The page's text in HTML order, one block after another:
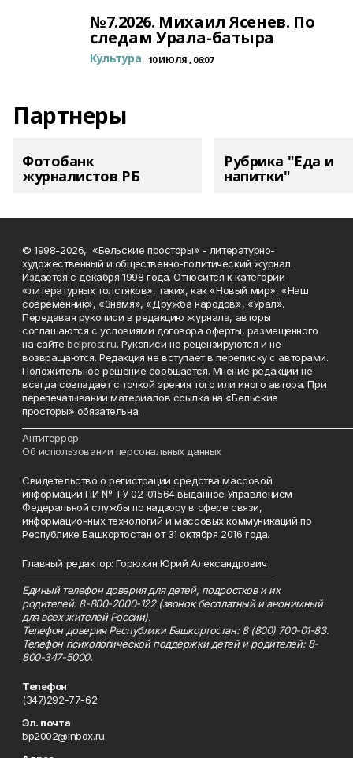
№7.2026. Михаил Ясенев. По
следам Урала-батыра
Культура 10 ИЮЛЯ , 06:07
Партнеры
Фотобанк
журналистов РБ
Рубрика "Еда и
напитки"
© 1998-2026, «Бельские просторы» - литературно-
художественный и общественно-политический журнал.
Издается с декабря 1998 года. Относится к категории
«литературных толстяков», таких, как «Новый мир», «Наш
современник», «Знамя», «Дружба народов», «Урал».
Передавая рукописи в редакцию журнала, авторы
соглашаются с условиями договора оферты, размещенного
на сайтеbelprost.ru. Рукописи не рецензируются и не
возвращаются. Редакция не вступает в переписку с авторами.
Положительное решение сообщается. Мнение редакции не
всегда совпадает с точкой зрения того или иного автора. При
перепечатывании материалов ссылка на «Бельские
просторы» обязательна.
Антитеррор
Об использовании персональных данных
Свидетельство о регистрации средства массовой
информации ПИ № ТУ 02-01564 выданное Управлением
Федеральной службы по надзору в сфере связи,
информационных технологий и массовых коммуникаций по
Республике Башкортостан от 31 октября 2016 года.
Главный редактор: Горюхин Юрий Александрович
Единый телефон доверия для детей, подростков и их
родителей: 8-800-2000-122 (звонок бесплатный и анонимный
для всех жителей России).
Телефон доверия Республики Башкортостан: 8 (800) 700-01-83.
Телефон психологической поддержки детей и родителей: 8-
800-347-5000.
Телефон
(347)292-77-62
Эл. почта
bp2002@inbox.ru